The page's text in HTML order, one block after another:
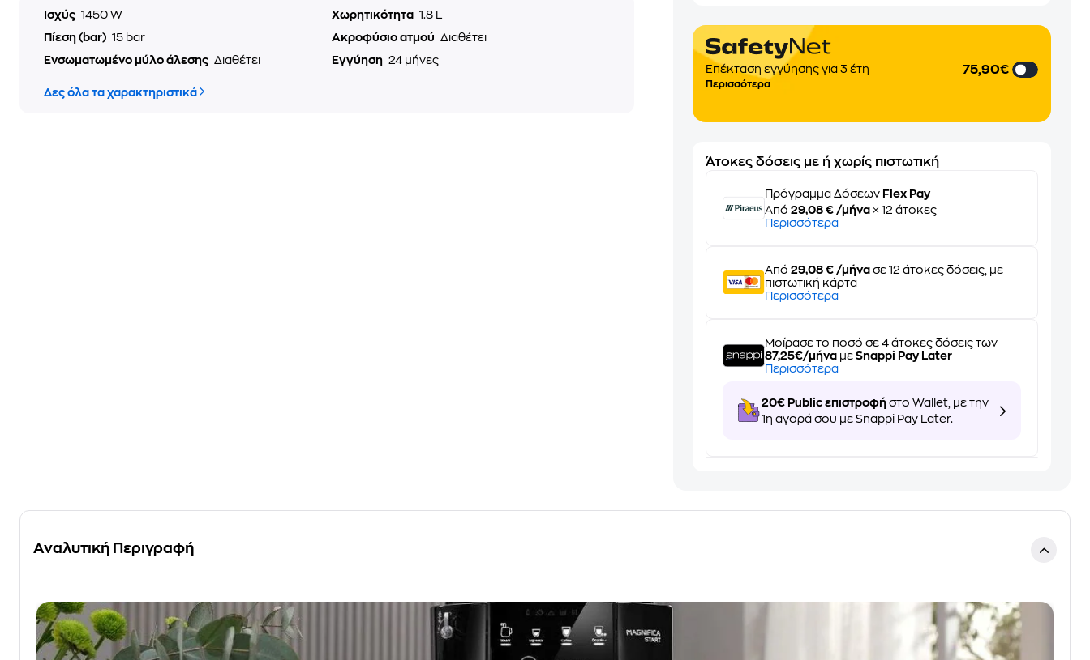
Ισχύς 1450 W Χωρητικότητα 1.8 L
Πίεση (bar) 15 bar Ακροφύσιο ατμού Διαθέτει
Ενσωματωμένο μύλο άλεσης Διαθέτει Εγγύηση 24 μήνες
Δες όλα τα χαρακτηριστικά
Επέκταση εγγύησης για 3 έτη
Περισσότερα
75,90€
Άτοκες δόσεις με ή χωρίς πιστωτική
Πρόγραμμα Δόσεων Flex Pay
Από29,08 € /μήνα × 12 άτοκες
Περισσότερα
Από29,08 € /μήνα σε 12 άτοκες δόσεις, με
πιστωτική κάρτα
Περισσότερα
Μοίρασε το ποσό σε 4 άτοκες δόσεις των
87,25€/μήνα μεSnappi Pay Later
Περισσότερα
20€ Public επιστροφή στο Wallet, με την
1η αγορά σου με Snappi Pay Later.
Αναλυτική Περιγραφή